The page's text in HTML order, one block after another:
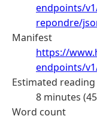
endpoints/
repondre/
Manifest
https://
endpoints/
Estimated
8 minutes
Word count